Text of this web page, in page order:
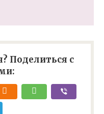
Поделиться с